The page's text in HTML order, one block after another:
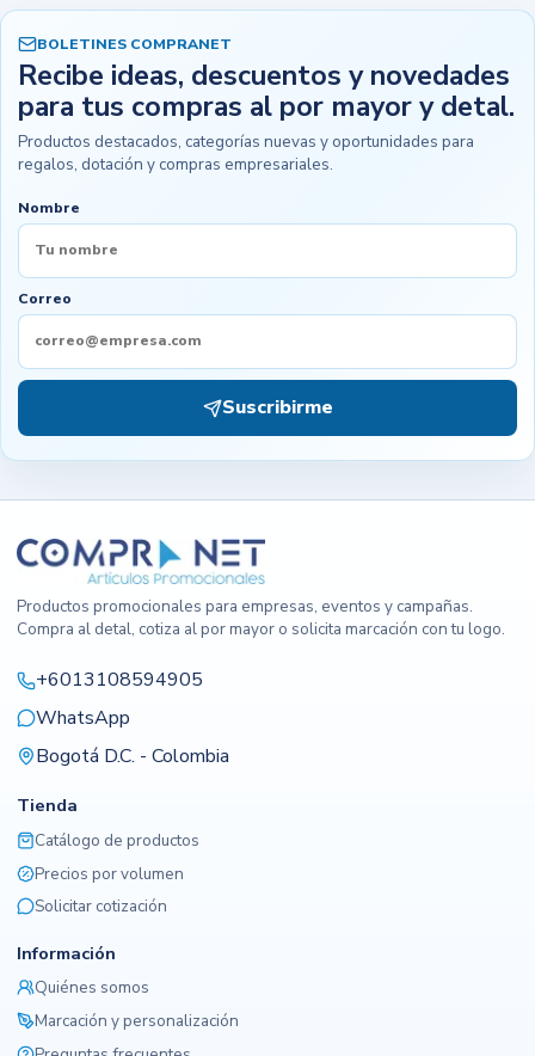
BOLETINES COMPRANET
Recibe ideas, descuentos y novedades
para tus compras al por mayor y detal.
Productos destacados, categorías nuevas y oportunidades para
regalos, dotación y compras empresariales.
Nombre
Correo
Suscribirme
Productos promocionales para empresas, eventos y campañas.
Compra al detal, cotiza al por mayor o solicita marcación con tu logo.
+6013108594905
WhatsApp
Bogotá D.C. - Colombia
Tienda
Catálogo de productos
Precios por volumen
Solicitar cotización
Información
Quiénes somos
Marcación y personalización